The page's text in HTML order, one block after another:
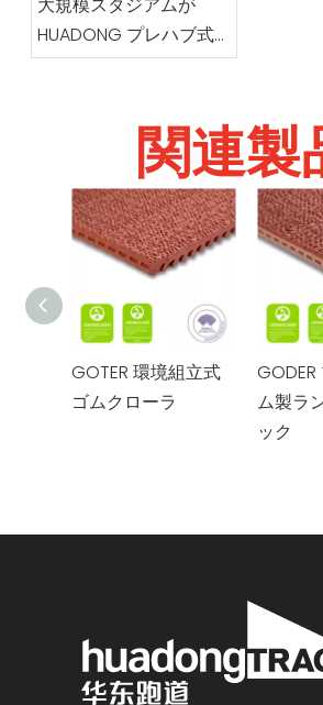
大規模スタジアムが
HUADONG プレハブ式
ランニング トラック シ
関連製
GOTER 環境組立式
ゴムクローラ
ム製ラ
ック